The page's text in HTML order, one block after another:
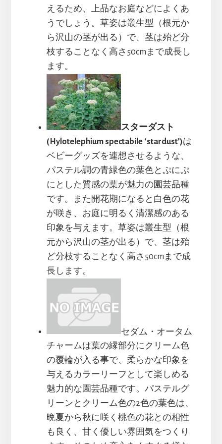
えるため、上品なお庭などによくあ
うでしょう。草姿は叢生型（根元か
ら沢山の茎が出る）で、茎は殆ど分
枝することなく高さ50cmまで成長し
ます。
スターダスト
(Hylotelephium spectabile ‘stardust’)は
ベビーグッズを連想させるような、
パステル調の青緑色の葉色とぷにぷ
にとした質感の葉が魅力の園芸品種
です。また開花期になると白色の花
が咲き、お庭に明るく清潔感のある
印象を与えます。草姿は叢生型（根
元から沢山の茎が出る）で、茎は殆
ど分枝することなく高さ50cmまで成
長します。
セダム・オータム
チャームは葉の縁部分にクリーム色
の覆輪が入る事で、柔らかな印象を
与えるカラーリーフとして楽しめる
魅力的な園芸品種です。パステルグ
リーンとクリーム色の2色の葉色は、
晩夏から秋に咲く桃色の花との相性
も良く、甘く優しい雰囲気をつくり